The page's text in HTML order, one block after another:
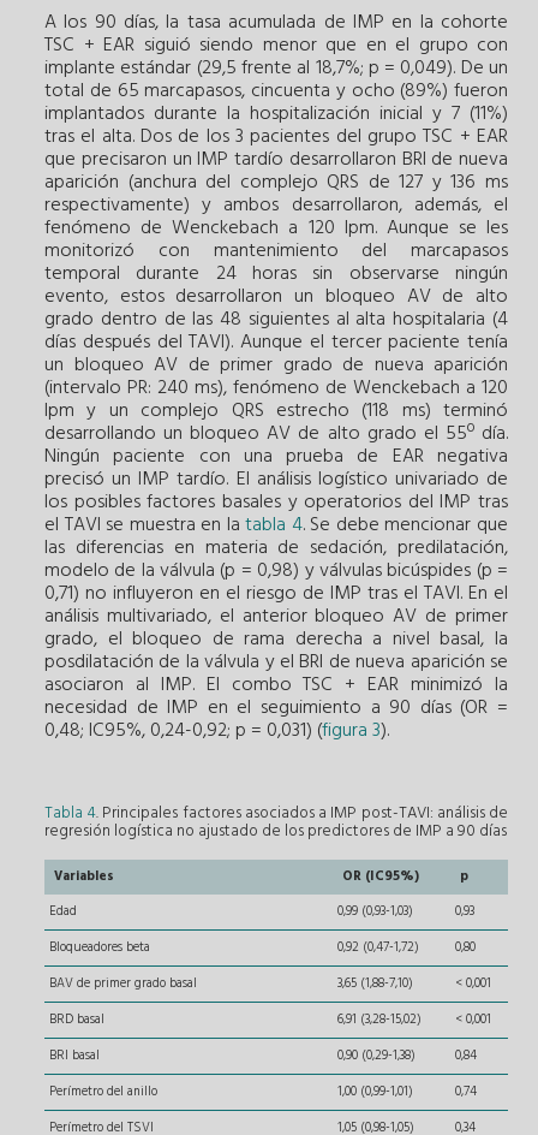
A los 90 días, la tasa acumulada de IMP en la cohorte
TSC + EAR siguió siendo menor que en el grupo con
implante estándar (29,5 frente al 18,7%; p = 0,049). De un
total de 65 marcapasos, cincuenta y ocho (89%) fueron
implantados durante la hospitalización inicial y 7 (11%)
tras el alta. Dos de los 3 pacientes del grupo TSC + EAR
que precisaron un IMP tardío desarrollaron BRI de nueva
aparición (anchura del complejo QRS de 127 y 136 ms
respectivamente) y ambos desarrollaron, además, el
fenómeno de Wenckebach a 120 lpm. Aunque se les
monitorizó con mantenimiento del marcapasos
temporal durante 24 horas sin observarse ningún
evento, estos desarrollaron un bloqueo AV de alto
grado dentro de las 48 siguientes al alta hospitalaria (4
días después del TAVI). Aunque el tercer paciente tenía
un bloqueo AV de primer grado de nueva aparición
(intervalo PR: 240 ms), fenómeno de Wenckebach a 120
lpm y un complejo QRS estrecho (118 ms) terminó
desarrollando un bloqueo AV de alto grado el 55º día.
Ningún paciente con una prueba de EAR negativa
precisó un IMP tardío. El análisis logístico univariado de
los posibles factores basales y operatorios del IMP tras
el TAVI se muestra en latabla 4. Se debe mencionar que
las diferencias en materia de sedación, predilatación,
modelo de la válvula (p = 0,98) y válvulas bicúspides (p =
0,71) no influyeron en el riesgo de IMP tras el TAVI. En el
análisis multivariado, el anterior bloqueo AV de primer
grado, el bloqueo de rama derecha a nivel basal, la
posdilatación de la válvula y el BRI de nueva aparición se
asociaron al IMP. El combo TSC + EAR minimizó la
necesidad de IMP en el seguimiento a 90 días (OR =
0,48; IC95%, 0,24-0,92; p = 0,031) (figura 3).
Tabla 4. Principales factores asociados a IMP post-TAVI: análisis de
regresión logística no ajustado de los predictores de IMP a 90 días
Variables OR (IC95%)
p
Edad
0,99 (0,93-1,03)
0,93
Bloqueadores beta
0,92 (0,47-1,72)
0,80
BAV de primer grado basal
3,65 (1,88-7,10)
< 0,001
BRD basal
6,91 (3,28-15,02)
< 0,001
BRI basal
0,90 (0,29-1,38)
0,84
Perímetro del anillo
1,00 (0,99-1,01)
0,74
Perímetro del TSVI
1,05 (0,98-1,05)
0,34